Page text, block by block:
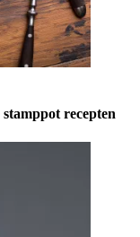
recepten